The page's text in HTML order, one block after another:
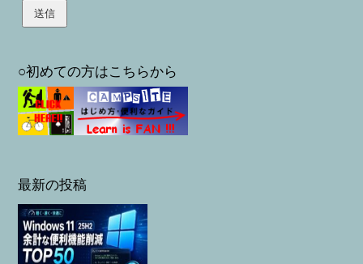
○初めての方はこちらから
最新の投稿